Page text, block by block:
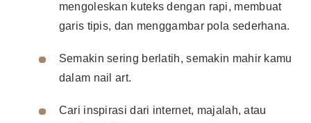
mengoleskan kuteks dengan rapi, membuat
garis tipis, dan menggambar pola sederhana.
Semakin sering berlatih, semakin mahir kamu
dalam nail art.
Cari inspirasi dari internet, majalah, atau